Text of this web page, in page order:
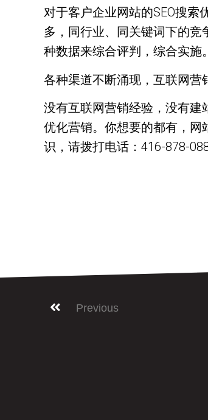
对于客户企业网站的SEO搜索
多，同行业、同关键词下的竞
种数据来综合评判，综合实施。
各种渠道不断涌现，互联网营
没有互联网营销经验，没有
优化营销。你想要的都有，网
识，请拨打电话：416-878-
Previous